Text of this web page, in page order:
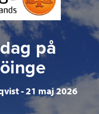
på
21 maj 2026